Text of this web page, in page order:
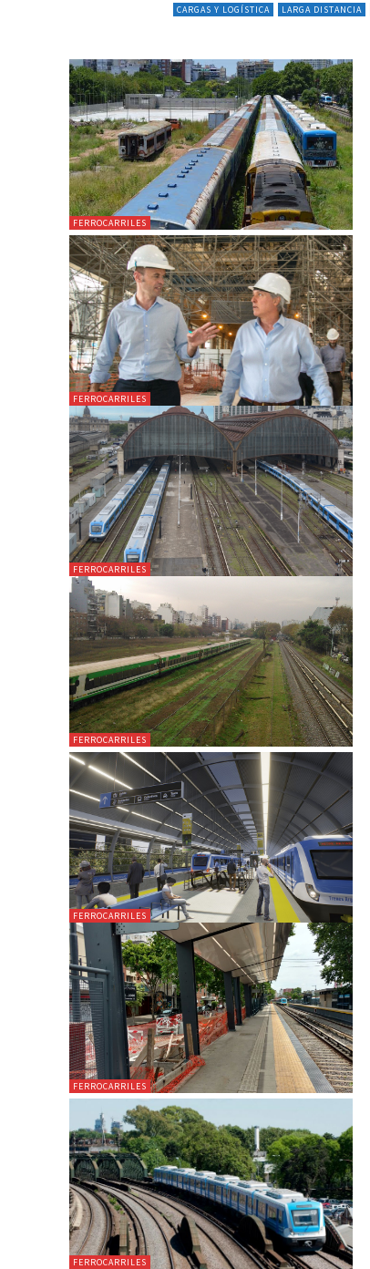
CARGAS Y LOGÍSTICA LARGA DISTANCIA
FERROCARRILES
FERROCARRILES
FERROCARRILES
FERROCARRILES
FERROCARRILES
FERROCARRILES
FERROCARRILES